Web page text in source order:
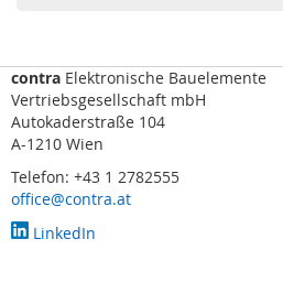
S
c
a
n
e
r
contra Elektronische Bauelemente
Vertriebsgesellschaft mbH
Autokaderstraße 104
A-1210 Wien
Telefon: +43 1 2782555
office@contra.at
LinkedIn